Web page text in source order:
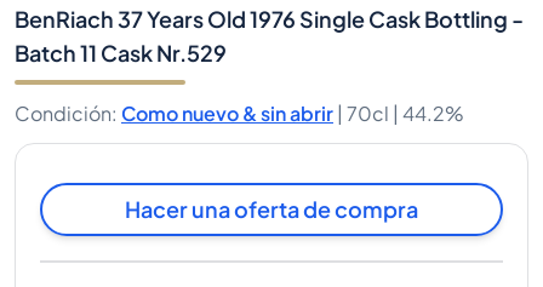
BenRiach 37 Years Old 1976 Single Cask Bottling -
Batch 11 Cask Nr.529
Condición: Como nuevo & sin abrir | 70cl | 44.2%
Hacer una oferta de compra